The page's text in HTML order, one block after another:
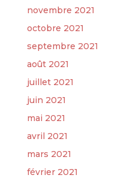
novembre 2021
octobre 2021
septembre 2021
août 2021
juillet 2021
juin 2021
mai 2021
avril 2021
mars 2021
février 2021